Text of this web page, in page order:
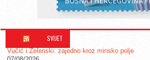
SVIJET
Vučić i Zelenski: zajedno kroz minsko polje